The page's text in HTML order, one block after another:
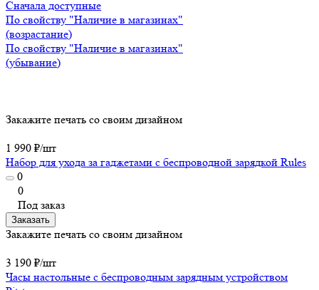
Сначала доступные
По свойству "Наличие в магазинах"
(возрастание)
По свойству "Наличие в магазинах"
(убывание)
Закажите печать со своим дизайном
1 990 ₽/шт
Набор для ухода за гаджетами с беспроводной зарядкой Rules
0
0
Под заказ
Заказать
Закажите печать со своим дизайном
3 190 ₽/шт
Часы настольные с беспроводным зарядным устройством